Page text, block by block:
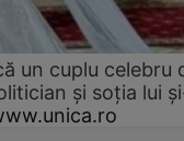
un cuplu celebru
și soția lui